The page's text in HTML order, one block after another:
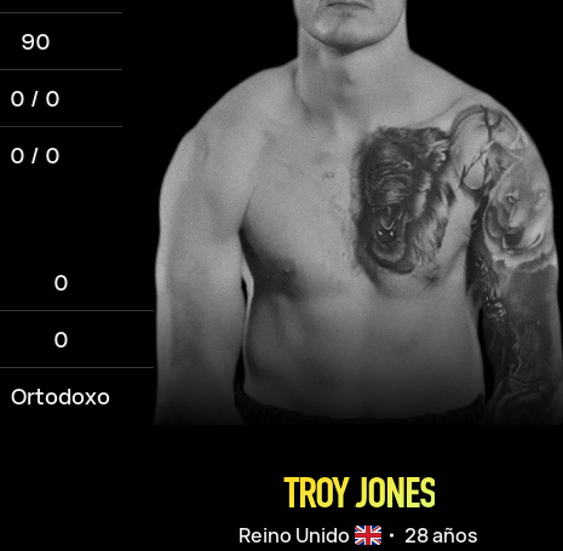
90
0 / 0
0 / 0
0
0
Ortodoxo
TROY JONES
Reino Unido ・ 28 años